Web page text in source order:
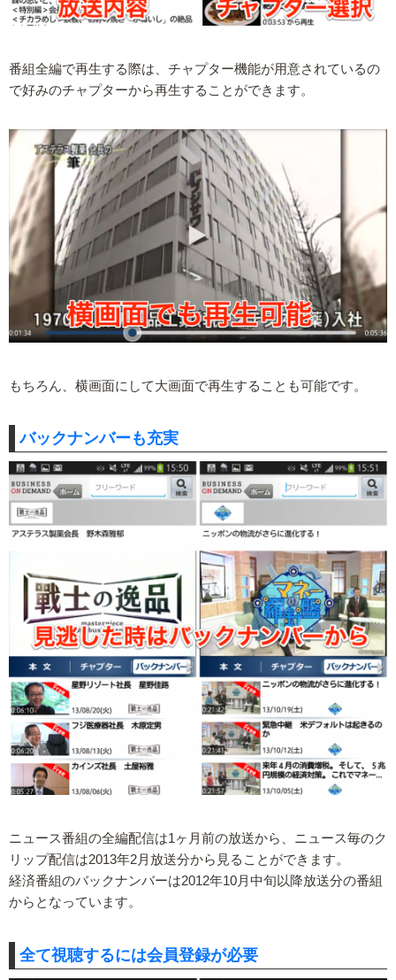
番組全編で再生する際は、チャプター機能が用意されているの
で好みのチャプターから再生することができます。
もちろん、横画面にして大画面で再生することも可能です。
バックナンバーも充実
ニュース番組の全編配信は1ヶ月前の放送から、ニュース毎のク
リップ配信は2013年2月放送分から見ることができます。
経済番組のバックナンバーは2012年10月中旬以降放送分の番組
からとなっています。
全て視聴するには会員登録が必要